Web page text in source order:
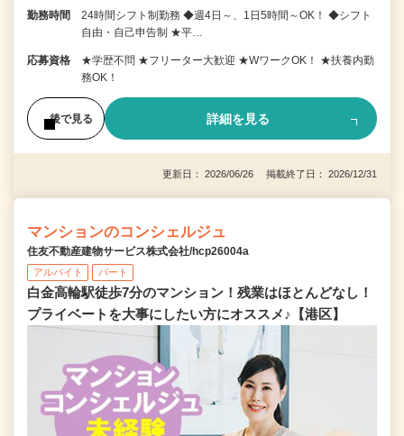
勤務時間
24時間シフト制勤務 ◆週4日～、1日5時間～OK！ ◆シフト
自由・自己申告制 ★平…
応募資格
★学歴不問 ★フリーター大歓迎 ★WワークOK！ ★扶養内勤
務OK！
後で見る 詳細を見る
更新日： 2026/06/26 掲載終了日： 2026/12/31
マンションのコンシェルジュ
住友不動産建物サービス株式会社/hcp26004a
アルバイト パート
白金高輪駅徒歩7分のマンション！残業はほとんどなし！
プライベートを大事にしたい方にオススメ♪【港区】